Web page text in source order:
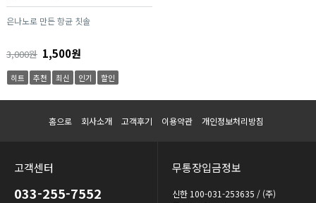
은나노로 만든 항균 칫솔
3,000원 1,500원
히트 추천 최신 인기 할인
홈으로 회사소개 고객후기 이용약관 개인정보처리방침
고객센터
033-255-7552
무통장입금정보
신한 100-031-253635 / (주)